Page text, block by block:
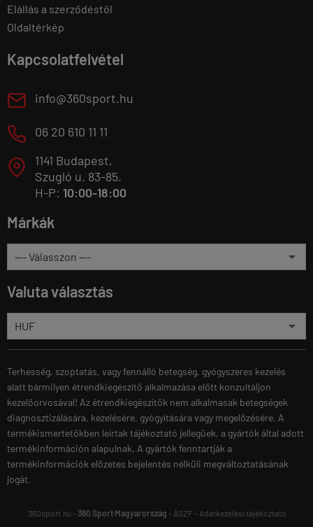
Elállás a szerződéstől
Oldaltérkép
Kapcsolatfelvétel
E info@360sport.hu
M 06 20 610 11 11
T
1141 Budapest,
Szugló u. 83-85.
H-P: 10:00-18:00
Márkák
Valuta választás
Terhesség, szoptatás, vagy fennálló betegség, gyógyszeres kezelés
alatt bármilyen étrendkiegészítő alkalmazása előtt konzultáljon
kezelőorvosával! Az étrendkiegészítők nem alkalmasak betegségek
diagnosztizálására, kezelésére, gyógyítására vagy megelőzésére. A
termékismertetőkben leírtak tájékoztató jellegűek, a gyártók által adott
termékinformáción alapulnak. A gyártók fenntartják a
termékinformációk előzetes bejelentés nélküli megváltoztatásának
jogát.
360sport.hu - 360 Sport Magyarország - ÁSZF- Adatkezelési tájékoztató